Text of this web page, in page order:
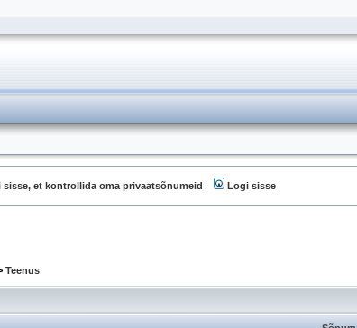
sisse, et kontrollida oma privaatsõnumeid Logi sisse
Teenus